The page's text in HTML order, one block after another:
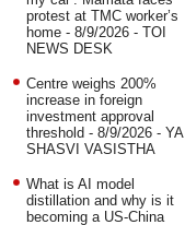
protest at TMC worker’s
home - 8/9/2026 - TOI
NEWS DESK
Centre weighs 200%
increase in foreign
investment approval
threshold - 8/9/2026 - YA
SHASVI VASISTHA
What is AI model
distillation and why is it
becoming a US-China